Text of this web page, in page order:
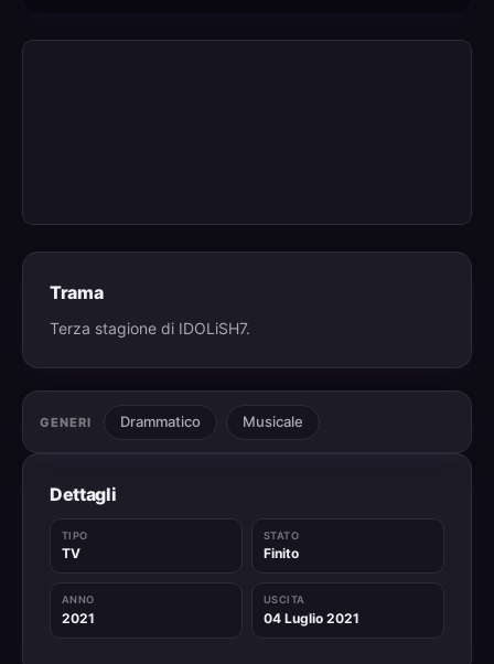
Trama
Terza stagione di IDOLiSH7.
GENERI Drammatico Musicale
Dettagli
TIPO
TV
STATO
Finito
ANNO
2021
USCITA
04 Luglio 2021